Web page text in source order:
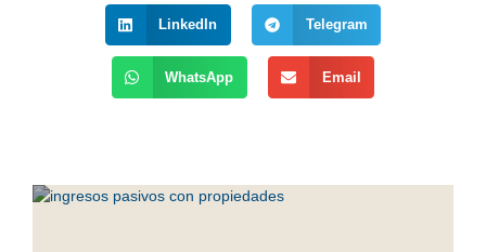
LinkedIn Telegram
WhatsApp Email